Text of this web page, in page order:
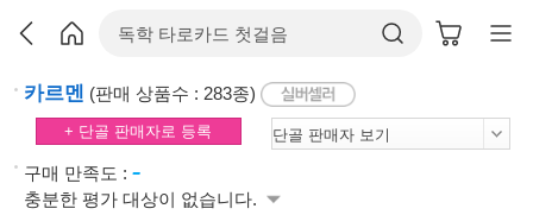
카르멘 (판매 상품수 : 283종)
+ 단골 판매자로 등록
구매 만족도 : -
충분한 평가 대상이 없습니다.